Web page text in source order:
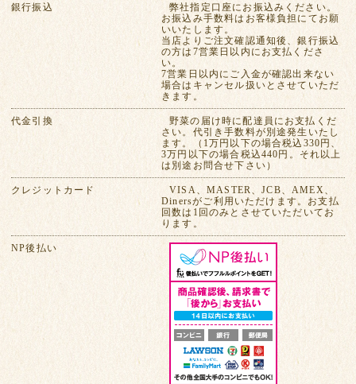
銀行振込
弊社指定口座にお振込みください。
お振込み手数料はお客様負担にてお願
いいたします。
当店よりご注文確認通知後、銀行振込
の方は7営業日以内にお支払くださ
い。
7営業日以内にご入金が確認出来ない
場合はキャンセル扱いとさせていただ
きます。
代金引換
野菜の届け時に配達員にお支払くだ
さい。代引き手数料が別途発生いたし
ます。（1万円以下の場合税込330円、
3万円以下の場合税込440円。それ以上
は別途お問合せ下さい）
クレジットカード
VISA、MASTER、JCB、AMEX、
Dinersがご利用いただけます。お支払
回数は1回のみとさせていただいてお
ります。
NP後払い